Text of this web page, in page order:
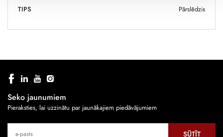
TIPS Pārslēdzis
Seko jaunumiem
Pieraksties, lai uzzinātu par jaunākajiem piedāvājumiem
SŪTĪT